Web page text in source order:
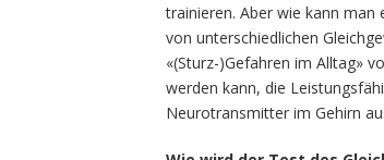
trainieren. Aber wie kann man
von unterschiedlichen
«(Sturz-)Gefahren im Alltag»
werden kann, die
Neurotransmitter im Gehirn